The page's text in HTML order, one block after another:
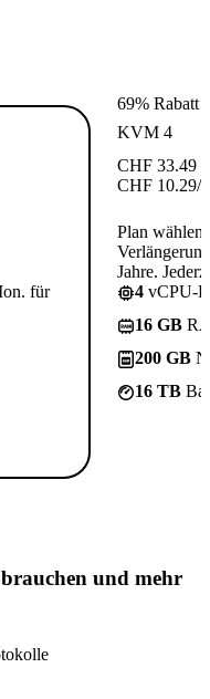
für
69% Rabatt
KVM 4
CHF 33.49
CHF 10.29/
Plan wählen
Jahre.
4 vCPU-
16 GB
200 GB
16 TB
und mehr